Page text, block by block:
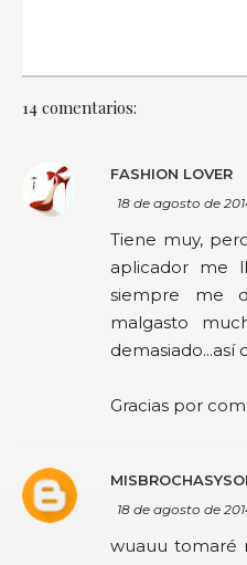
14 comentarios:
FASHION LOVER
18 de agosto de
Tiene muy,
aplicador me
siempre me
malgasto
demasiado...así
Gracias por
18 de agosto de
wuauu tomaré